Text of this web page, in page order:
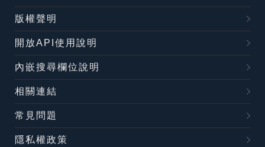
版權聲明
開放API使用說明
內嵌搜尋欄位說明
相關連結
常見問題
隱私權政策